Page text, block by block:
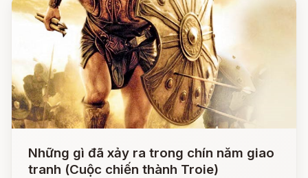
Những gì đã xảy ra trong chín năm giao
tranh (Cuộc chiến thành Troie)